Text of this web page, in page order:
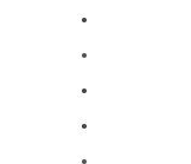
•
•
•
•